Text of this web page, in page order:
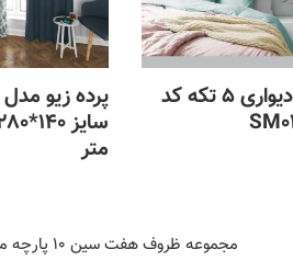
تابلو دیواری 5 تکه کد
متر
مجموعه ظروف هفت سین 10 پارچه مدل چوبی